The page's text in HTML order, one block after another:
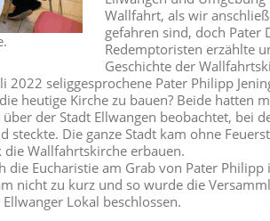
Wallfahrt, als wir
gefahren sind, doch Pater
Redemptoristen erzählte
Geschichte der
2022 seliggesprochene Pater Philipp
heutige Kirche zu bauen? Beide hatten
der Stadt Ellwangen beobachtet, bei
steckte. Die ganze Stadt kam ohne
Wallfahrtskirche erbauen.
die Eucharistie am Grab von Pater
nicht zu kurz und so wurde die
Lokal beschlossen.